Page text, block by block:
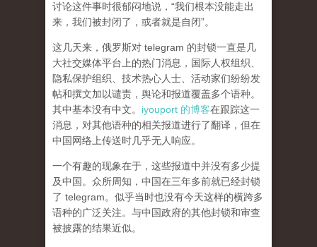
讨论这件事时很郁闷地说，“我们根本没能走出
来，我们被封闭了，或者就是自闭”。
这几天来，俄罗斯对 telegram 的封锁一直是几
大社交媒体平台上的热门消息，国际人权组织、
隐私保护组织、技术热心人士、活动家们纷纷发
帖和撰文加以谴责，舆论和报道覆盖多个语种。
其中基本没有中文。 iyouport 的博客在跟踪这一
消息，对其他语种的相关报道进行了翻译，但在
中国网络上传送时几乎无人响应。
一个有趣的现象在于，这些报道中并没有多少提
及中国。众所周知，中国在三年多前就已经封锁
了 telegram。似乎当时也没有今天这样的横跨多
语种的广泛关注。与中国政府的其他封锁和审查
被披露的结果近似。